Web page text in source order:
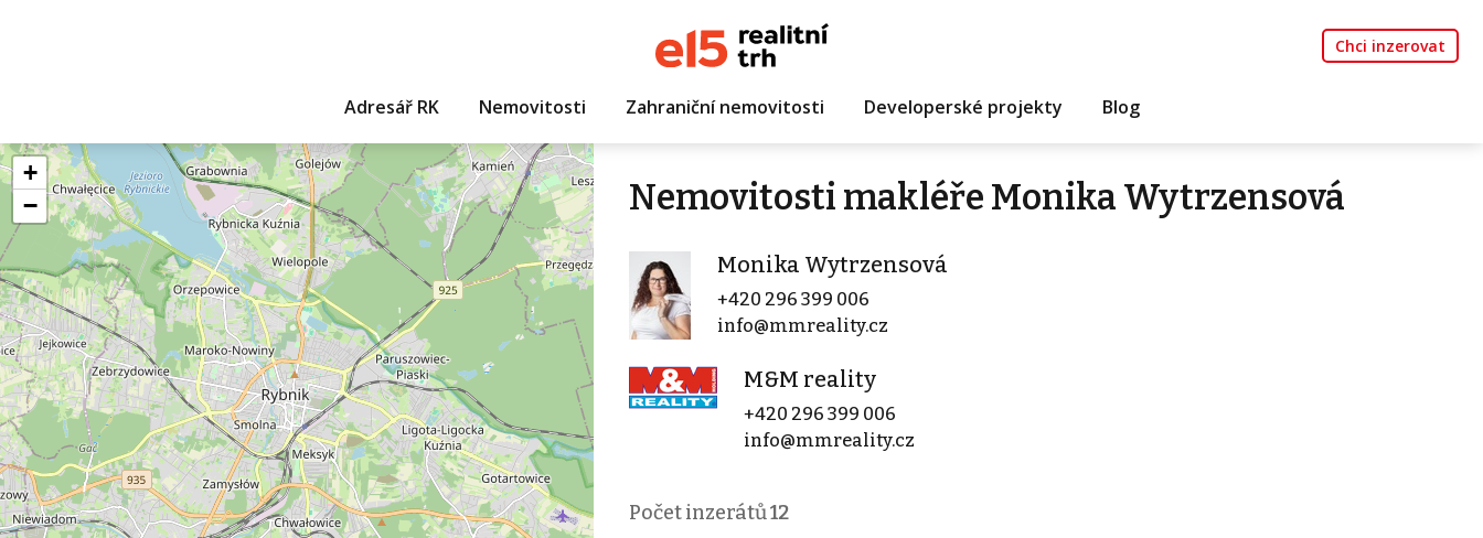
Chci inzerovat
Adresář RK Nemovitosti Zahraniční nemovitosti Developerské projekty Blog
+
−
Nemovitosti makléře Monika Wytrzensová
Monika Wytrzensová
+420 296 399 006
info@mmreality.cz
M&M reality
+420 296 399 006
info@mmreality.cz
Počet inzerátů12